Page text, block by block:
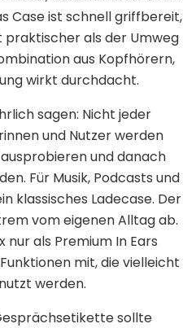
Case ist schnell griffbereit,
als der Umweg
aus Kopfhörern,
wirkt durchdacht.
sagen: Nicht jeder
und Nutzer werden
und danach
Für Musik, Podcasts und
klassisches Ladecase. Der
vom eigenen Alltag ab.
nur als Premium In Ears
mit, die vielleicht
werden.
sollte